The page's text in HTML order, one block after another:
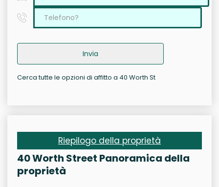
Invia
Cerca tutte le opzioni di affitto a 40 Worth St
Riepilogo della proprietà
40 Worth Street Panoramica della
proprietà